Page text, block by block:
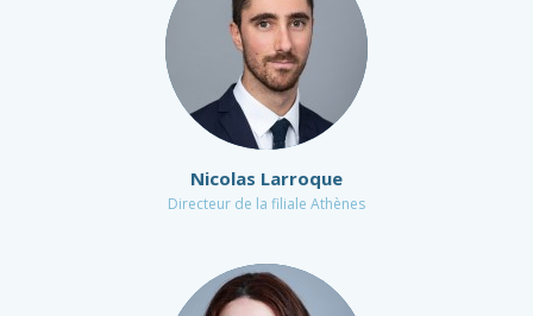
Nicolas Larroque
Directeur de la filiale Athènes